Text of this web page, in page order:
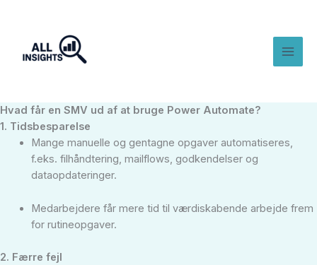
indholdet
Hvad får en SMV ud af at bruge Power Automate?
1. Tidsbesparelse
Mange manuelle og gentagne opgaver automatiseres,
f.eks. filhåndtering, mailflows, godkendelser og
dataopdateringer.
Medarbejdere får mere tid til værdiskabende arbejde frem
for rutineopgaver.
2. Færre fejl